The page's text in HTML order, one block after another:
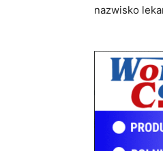
nazwisko